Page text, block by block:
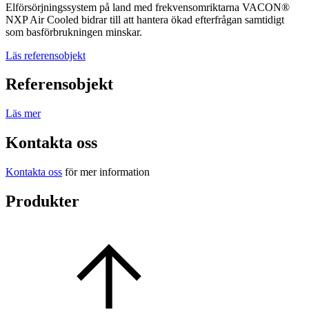
Elförsörjningssystem på land med frekvensomriktarna VACON®
NXP Air Cooled bidrar till att hantera ökad efterfrågan samtidigt
som basförbrukningen minskar.
Läs referensobjekt
Referensobjekt
Läs mer
Kontakta oss
Kontakta oss för mer information
Produkter